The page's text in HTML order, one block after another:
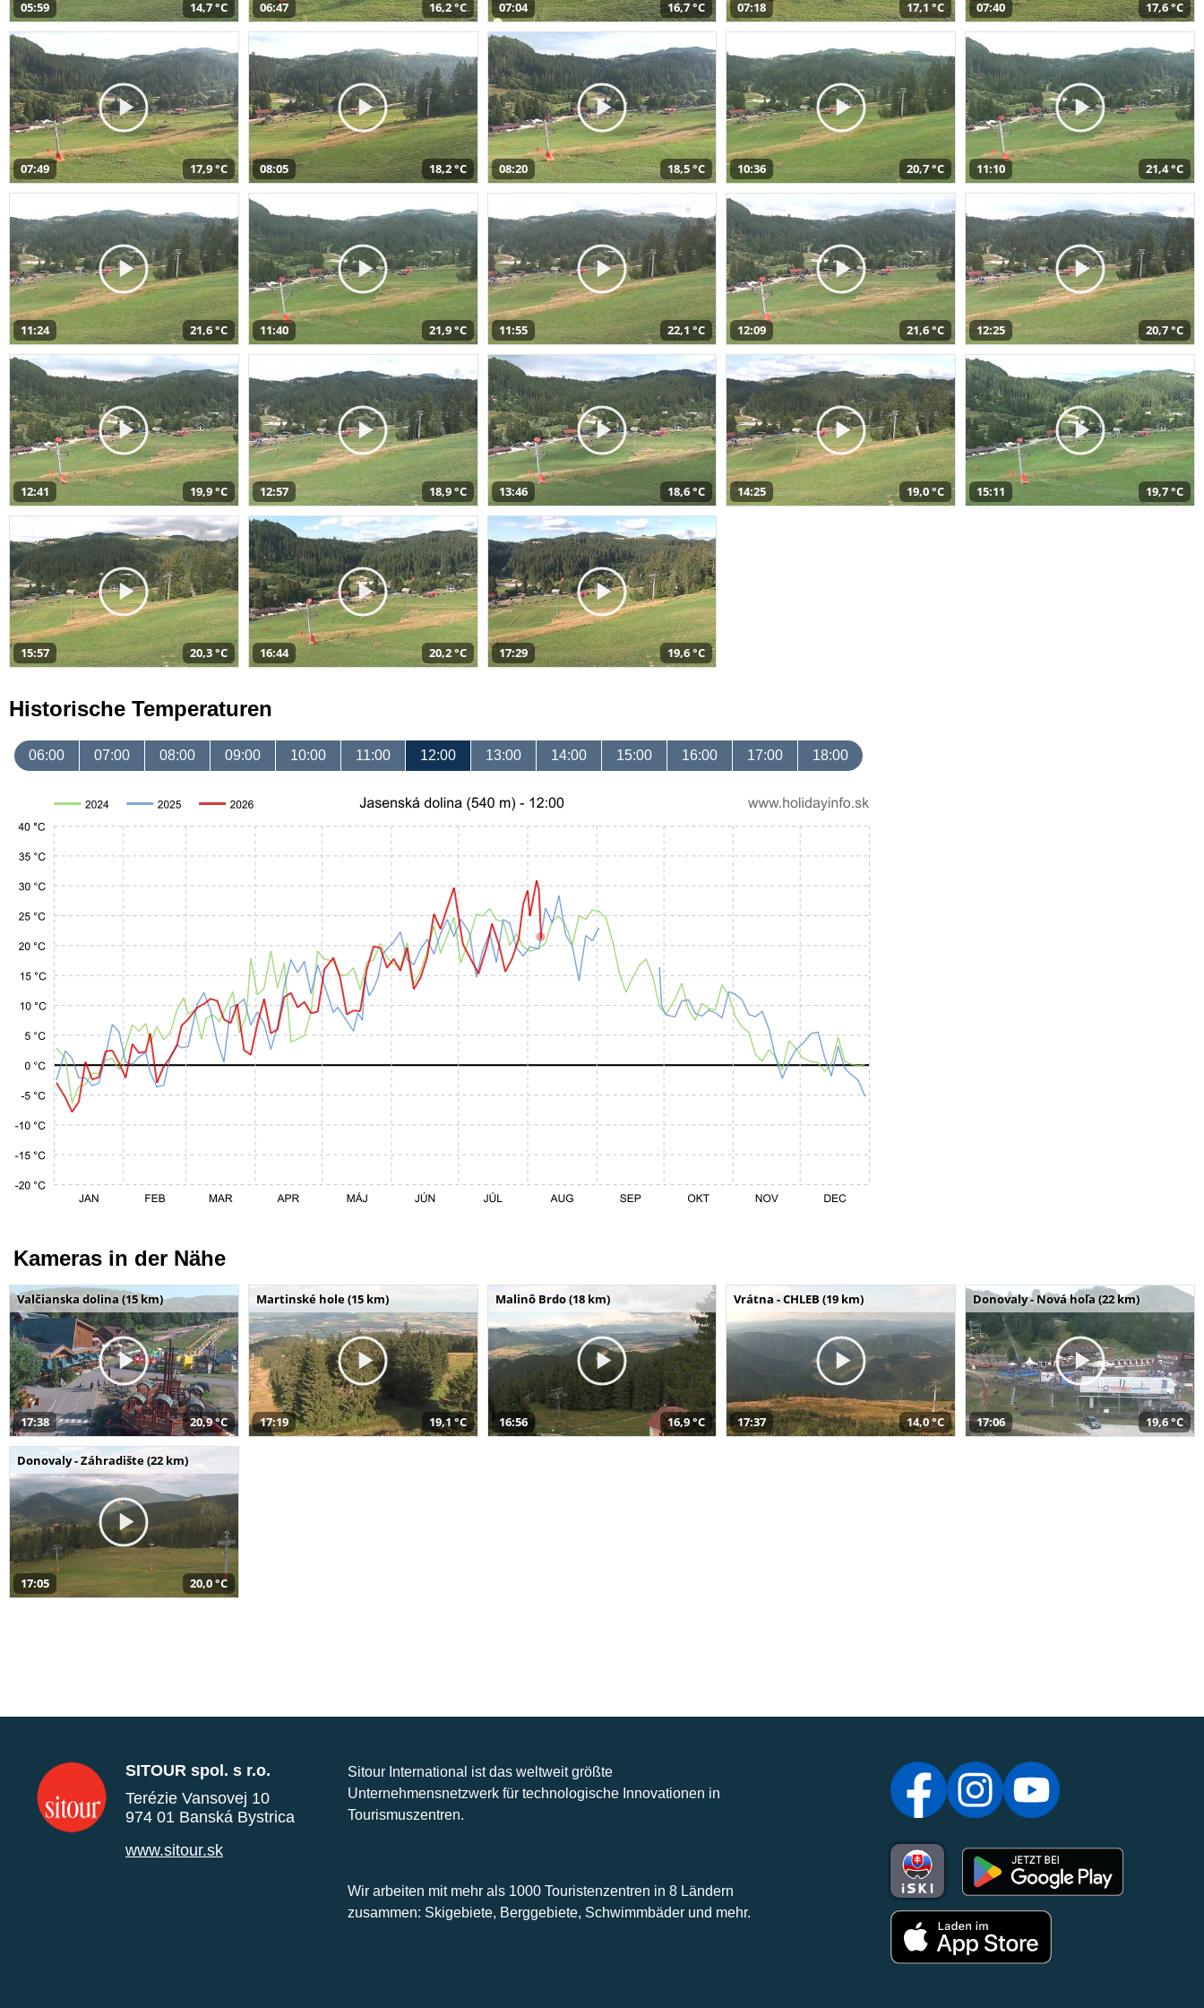
05:59 14,7 °C 06:47 16,2 °C 07:04 16,7 °C 07:18 17,1 °C 07:40 17,6 °C
07:49 17,9 °C 08:05 18,2 °C 08:20 18,5 °C 10:36 20,7 °C 11:10 21,4 °C
11:24 21,6 °C 11:40 21,9 °C 11:55 22,1 °C 12:09 21,6 °C 12:25 20,7 °C
12:41 19,9 °C 12:57 18,9 °C 13:46 18,6 °C 14:25 19,0 °C 15:11 19,7 °C
15:57 20,3 °C 16:44 20,2 °C 17:29 19,6 °C
Historische Temperaturen
06:00 07:00 08:00 09:00 10:00 11:00 12:00 13:00 14:00 15:00 16:00 17:00 18:00
Kameras in der Nähe
Valčianska dolina (15 km)
17:38 20,9 °C
Martinské hole (15 km)
17:19 19,1 °C
Malinô Brdo (18 km)
16:56 16,9 °C
Vrátna - CHLEB (19 km)
17:37 14,0 °C
Donovaly - Nová hoľa (22 km)
17:06 19,6 °C
Donovaly - Záhradište (22 km)
17:05 20,0 °C
SITOUR spol. s r.o.
Terézie Vansovej 10
974 01 Banská Bystrica
www.sitour.sk
Sitour International ist das weltweit größte
Unternehmensnetzwerk für technologische Innovationen in
Tourismuszentren.
Wir arbeiten mit mehr als 1000 Touristenzentren in 8 Ländern
zusammen: Skigebiete, Berggebiete, Schwimmbäder und mehr.